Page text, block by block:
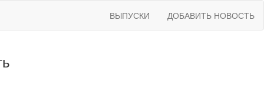
ВЫПУСКИ ДОБАВИТЬ НОВОСТЬ